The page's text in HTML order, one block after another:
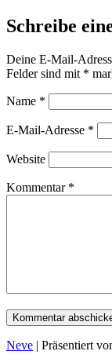
Schreibe
Deine E-Mail-
Felder sind mit *
Name *
E-Mail-Adresse *
Website
Kommentar *
Neve | Präsentiert